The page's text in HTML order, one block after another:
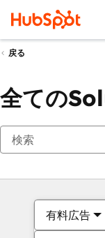
戻る
全ての
有料広告